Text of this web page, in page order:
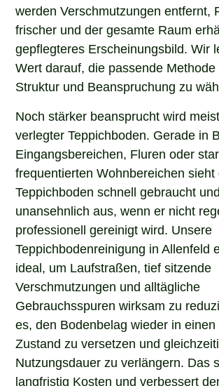
werden Verschmutzungen entfernt,
frischer und der gesamte Raum
gepflegteres Erscheinungsbild. Wir
Wert darauf, die passende Methode
Struktur und Beanspruchung zu
Noch stärker beansprucht wird
verlegter Teppichboden. Gerade in
Eingangsbereichen, Fluren oder
frequentierten Wohnbereichen sieht
Teppichboden schnell gebraucht und
unansehnlich aus, wenn er nicht
professionell gereinigt wird. Unsere
Teppichbodenreinigung in Allenfeld
ideal, um Laufstraßen, tief sitzende
Verschmutzungen und alltägliche
Gebrauchsspuren wirksam zu
es, den Bodenbelag wieder in einen
Zustand zu versetzen und
Nutzungsdauer zu verlängern. Das
langfristig Kosten und verbessert